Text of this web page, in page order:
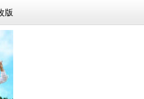
版